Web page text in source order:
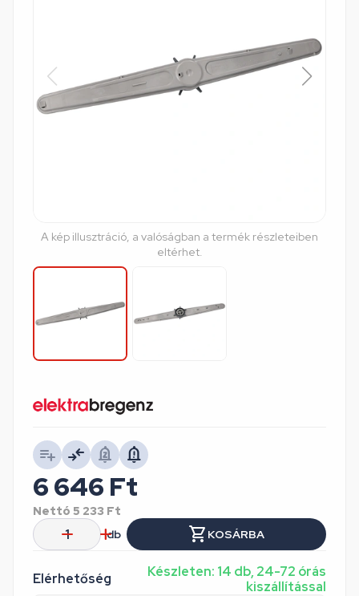
A kép illusztráció, a valóságban a termék részleteiben
eltérhet.
Elérhetőség
Készleten: 14 db, 24-72 órás
kiszállítással
6 646 Ft
Nettó 5 233 Ft
db
KOSÁRBA